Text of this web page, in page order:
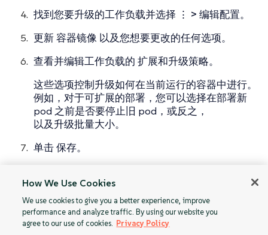
找到您要升级的工作负载并选择 ⋮ > 编辑配置。
更新容器镜像 以及您想要更改的任何选项。
查看并编辑工作负载的 扩展和升级策略。
这些选项控制升级如何在当前运行的容器中进行。
例如，对于可扩展的部署，您可以选择在部署新
pod 之前是否要停止旧 pod，或反之，
以及升级批量大小。
单击保存。
请注意，扩展部署或更新升级/扩展策略不会导致 pod
的重新创建。
How We Use Cookies
We use cookies to give you a better experience, improve
performance and analyze traffic. By using our website you
agree to our use of cookies. Privacy Policy